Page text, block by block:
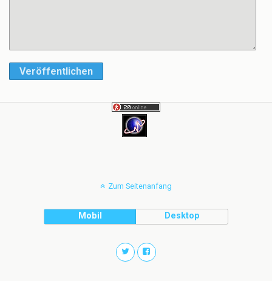
Veröffentlichen
Zum Seitenanfang
Mobil Desktop